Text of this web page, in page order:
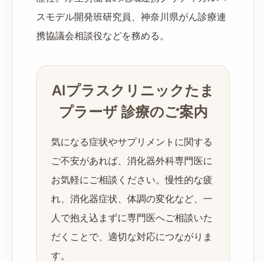
スモデル開発班研究員、神奈川県がん診療連
携協議会相談役などを務める。
AIプラスクリニックたま
プラーザ 診療のご案内
気になる症状やサプリメントに関する
ご不安があれば、消化器外科専門医に
お気軽にご相談ください。慢性的な疲
れ、消化器症状、体調の変化など、一
人で抱え込まずに専門医へご相談いた
だくことで、適切な対応につながりま
す。